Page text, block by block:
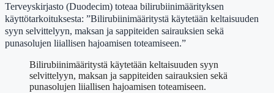
Terveyskirjasto (Duodecim) toteaa bilirubiinimäärityksen
käyttötarkoituksesta: ”Bilirubiinimääritystä käytetään keltaisuuden
syyn selvittelyyn, maksan ja sappiteiden sairauksien sekä
punasolujen liiallisen hajoamisen toteamiseen.”
Bilirubiinimääritystä käytetään keltaisuuden syyn
selvittelyyn, maksan ja sappiteiden sairauksien sekä
punasolujen liiallisen hajoamisen toteamiseen.